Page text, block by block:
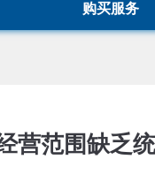
购买服务
营范围缺乏